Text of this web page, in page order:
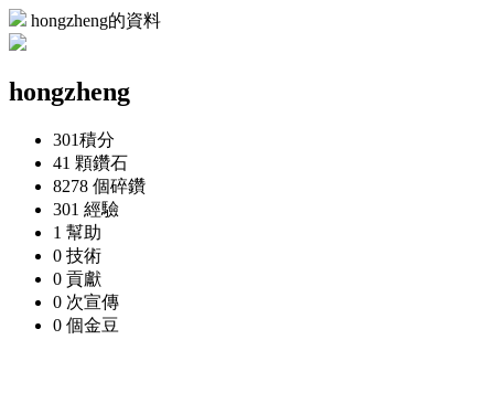
hongzheng的資料
hongzheng
301積分
41 顆鑽石
8278 個碎鑽
301 經驗
1 幫助
0 技術
0 貢獻
0 次宣傳
0 個金豆